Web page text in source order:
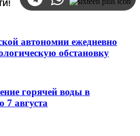
автономии ежедневно
обстановку
горячей воды в
7 августа